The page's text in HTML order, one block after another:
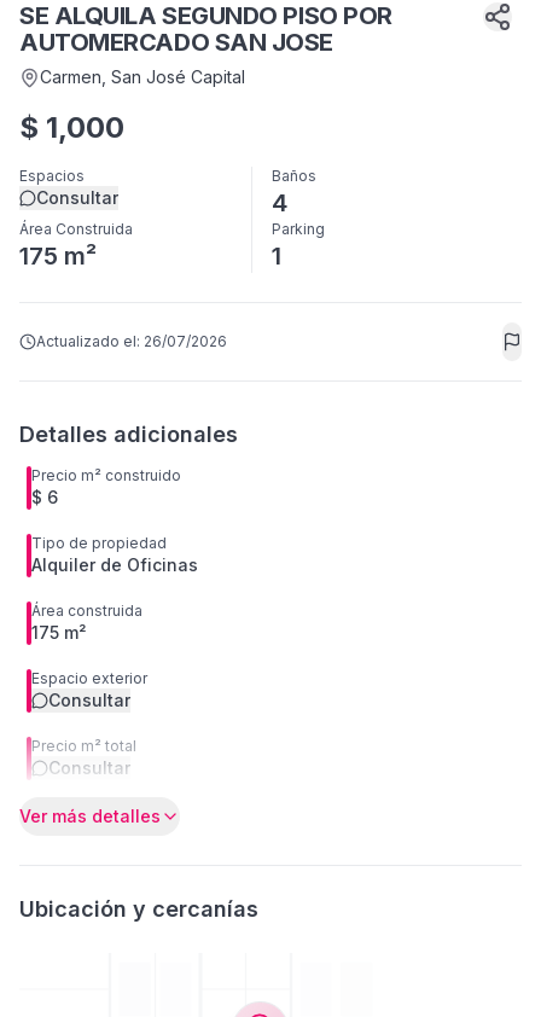
SE ALQUILA SEGUNDO PISO POR
AUTOMERCADO SAN JOSE
Carmen , San José Capital
$ 1,000
Espacios
Consultar
Baños
4
Área Construida
175 m²
Parking
1
Actualizado el: 26/07/2026
Detalles adicionales
Precio m² construido
$ 6
Tipo de propiedad
Alquiler de Oficinas
Área construida
175 m²
Espacio exterior
Consultar
Precio m² total
Consultar
Ver más detalles
Ubicación y cercanías